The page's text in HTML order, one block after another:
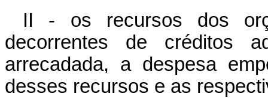
II - os recursos dos
decorrentes de créditos
arrecadada, a despesa
desses recursos e as